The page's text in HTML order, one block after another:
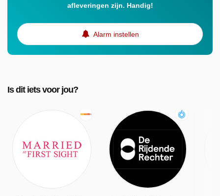
afleveringen zijn. Handig!
Alarm instellen
Is dit iets voor jou?